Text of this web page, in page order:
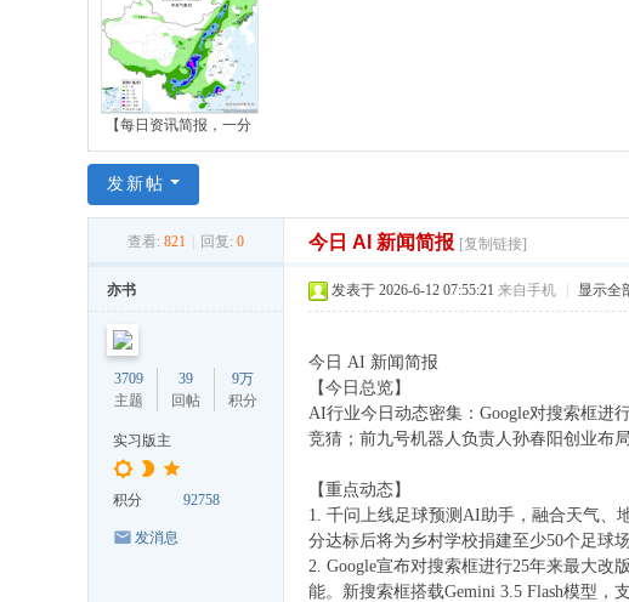
【每日资讯简报，一分
发新帖
查看: 821 回复: 0 今日 AI 新闻简报 [复制链接]
亦书
3709
主题
39
回帖
9万
积分
实习版主
积分 92758
发消息
发表于 2026-6-12 07:55:21 来自手机 显示全
今日 AI 新闻简报
【今日总览】
AI行业今日动态密集：Google对搜索框进
竞猜；前九号机器人负责人孙春阳创业布
【重点动态】
1. 千问上线足球预测AI助手，融合天气、
分达标后将为乡村学校捐建至少50个足球场
2. Google宣布对搜索框进行25年来最大改
能。新搜索框搭载Gemini 3.5 Flash模型，